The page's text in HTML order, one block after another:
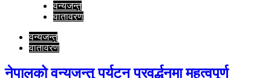
वन्यजन्तु
वातावरण
वन्यजन्तु
वातावरण
नेपालको वन्यजन्तु पर्यटन प्रवर्द्धनमा महत्वपूर्ण